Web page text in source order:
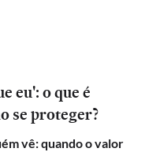
eu': o que é
se proteger?
vê: quando o valor